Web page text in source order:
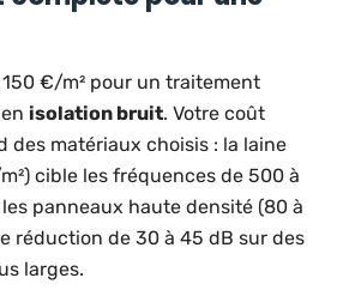
€/m² pour un traitement
isolation bruit. Votre coût
des matériaux choisis : la laine
cible les fréquences de 500 à
panneaux haute densité (80 à
réduction de 30 à 45 dB sur des
larges.